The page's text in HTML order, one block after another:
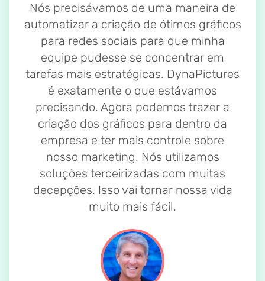
Nós precisávamos de uma maneira de
automatizar a criação de ótimos gráficos
para redes sociais para que minha
equipe pudesse se concentrar em
tarefas mais estratégicas. DynaPictures
é exatamente o que estávamos
precisando. Agora podemos trazer a
criação dos gráficos para dentro da
empresa e ter mais controle sobre
nosso marketing. Nós utilizamos
soluções terceirizadas com muitas
decepções. Isso vai tornar nossa vida
muito mais fácil.